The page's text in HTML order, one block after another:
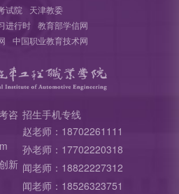
试院
天津教委
进行时
教育部学信网
中国职业教育技术网
咨
新
招生手机专线
赵老师：18702261111
孙老师：17702220318
闻老师：18822227312
闻老师：18526323751